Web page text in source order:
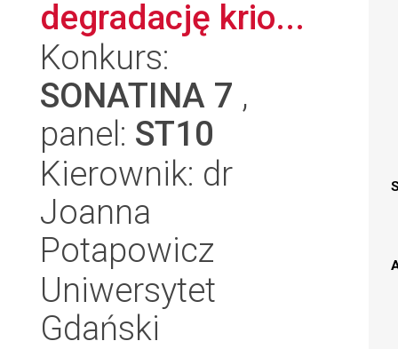
degradację krio...
Konkurs:
SONATINA 7 ,
panel: ST10
Kierownik: dr
Joanna
Potapowicz
Uniwersytet
Gdański